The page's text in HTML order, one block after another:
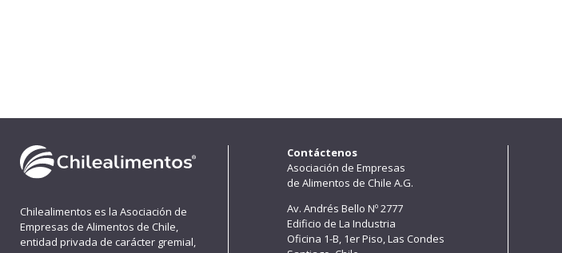
Chilealimentos es la Asociación de
Empresas de Alimentos de Chile,
entidad privada de carácter gremial,
Contáctenos
Asociación de Empresas
de Alimentos de Chile A.G.
Av. Andrés Bello Nº 2777
Edificio de La Industria
Oficina 1-B, 1er Piso, Las Condes